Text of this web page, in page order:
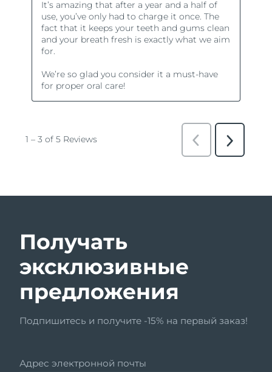
Получать
эксклюзивные
предложения
Подпишитесь и получите -15% на первый заказ!
Адрес электронной почты